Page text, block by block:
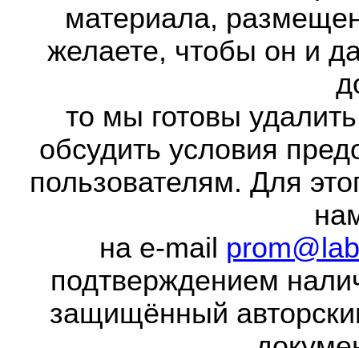
материала,
желаете, чтобы он и
то мы готовы
обсудить условия
пользователям. Для
на e-mail
подтверждением
защищённый